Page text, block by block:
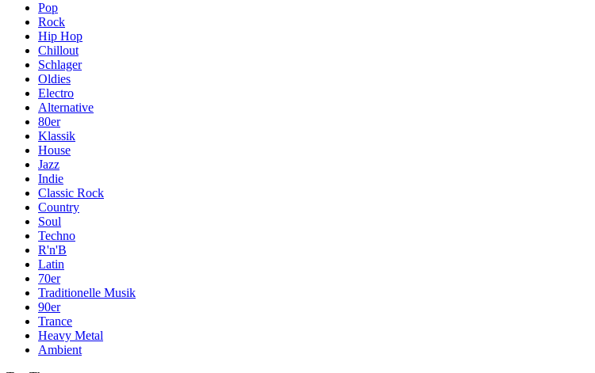
Pop
Rock
Hip Hop
Chillout
Schlager
Oldies
Electro
Alternative
80er
Klassik
House
Jazz
Indie
Classic Rock
Country
Soul
Techno
R'n'B
Latin
70er
Traditionelle Musik
90er
Trance
Heavy Metal
Ambient